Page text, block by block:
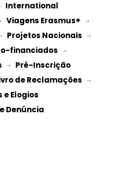
International
Viagens Erasmus+
Projetos Nacionais
financiados
→ Pré-Inscrição
de Reclamações
e Elogios